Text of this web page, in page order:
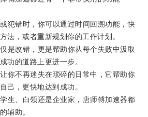
错时，你可以通过时间回溯功能，快
法，或者重新规划你的工作计划。
改错，更是帮助你从每个失败中汲取
功的道路上更进一步。
不再迷失在琐碎的日常中，它帮助你
己，更快地达到成功。
、白领还是企业家，唐师傅加速器都
辅助。